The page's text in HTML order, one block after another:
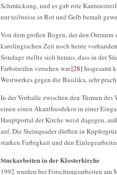
Schmückung, und es gab rote
nur teilweise in Rot und Gelb bemalt
Von dem großen Bogen, der den
karolingischen Zeit noch heute
Sondage stellte sich heraus, dass in der
Farbstreifen versehen war.[28]Insgesamt
Westwerkes gegen die Basilika, sehr
In der Vorhalle zwischen den Türmen
einen einen Akanthusdekor in einer
Hauptportal der Kirche weist dagegen,
auf. Die Steinquader dürften in
starken Farbigkeit und den
Stuckarbeiten in der Klosterkirche
1992 wurden bei Forschungsarbeiten am